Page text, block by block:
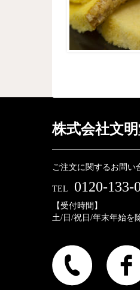
株式会社文
ご注文に関するお問い
TEL 0120-133-
【受付時間】
土/日/祝日/年末年始を